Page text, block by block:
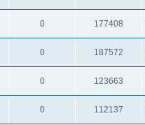
0 177408
0 187572
0 123663
0 112137